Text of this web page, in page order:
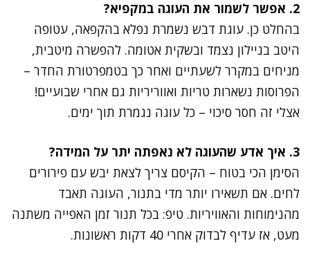
2. אפשר לשמור את העוגה במקפיא?
בהחלט כן. עוגת דבש נשמרת נפלא בהקפאה, עטופה
היטב בניילון נצמד ובשקית אטומה. להפשרה מיטבית,
מניחים במקרר לשעתיים ואחר כך בטמפרטורת החדר –
הפרוסות נשארות טריות ואווריריות גם אחרי שבועיים!
אצלי זה חסר סיכוי – כל עוגה נגמרת תוך ימים.
3. איך אדע שהעוגה לא נאפתה יתר על המידה?
הסימן הכי בטוח – הקיסם צריך לצאת יבש עם פירורים
לחים. אם תשאירו יותר מדי בתנור, העוגה תאבד
מהנימוחות והאוויריות. טיפ: בכל תנור זמן האפייה משתנה
מעט, אז עדיף לבדוק אחרי 40 דקות ראשונות.